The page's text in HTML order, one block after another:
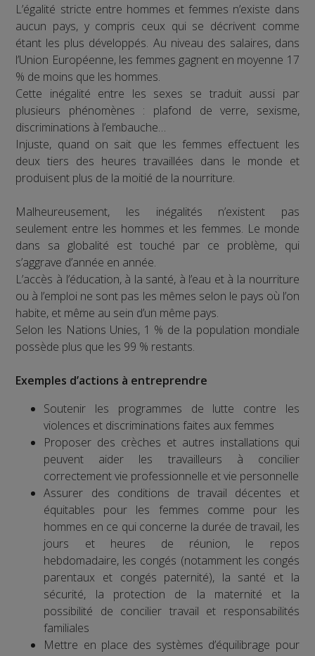
L’égalité stricte entre hommes et femmes n’existe dans
aucun pays, y compris ceux qui se décrivent comme
étant les plus développés. Au niveau des salaires, dans
l’Union Européenne, les femmes gagnent en moyenne 17
% de moins que les hommes.
Cette inégalité entre les sexes se traduit aussi par
plusieurs phénomènes : plafond de verre, sexisme,
discriminations à l’embauche…
Injuste, quand on sait que les femmes effectuent les
deux tiers des heures travaillées dans le monde et
produisent plus de la moitié de la nourriture.
Malheureusement, les inégalités n’existent pas
seulement entre les hommes et les femmes. Le monde
dans sa globalité est touché par ce problème, qui
s’aggrave d’année en année.
L’accès à l’éducation, à la santé, à l’eau et à la nourriture
ou à l’emploi ne sont pas les mêmes selon le pays où l’on
habite, et même au sein d’un même pays.
Selon les Nations Unies, 1 % de la population mondiale
possède plus que les 99 % restants.
Exemples d’actions à entreprendre
Soutenir les programmes de lutte contre les
violences et discriminations faites aux femmes
Proposer des crèches et autres installations qui
peuvent aider les travailleurs à concilier
correctement vie professionnelle et vie personnelle
Assurer des conditions de travail décentes et
équitables pour les femmes comme pour les
hommes en ce qui concerne la durée de travail, les
jours et heures de réunion, le repos
hebdomadaire, les congés (notamment les congés
parentaux et congés paternité), la santé et la
sécurité, la protection de la maternité et la
possibilité de concilier travail et responsabilités
familiales
Mettre en place des systèmes d’équilibrage pour